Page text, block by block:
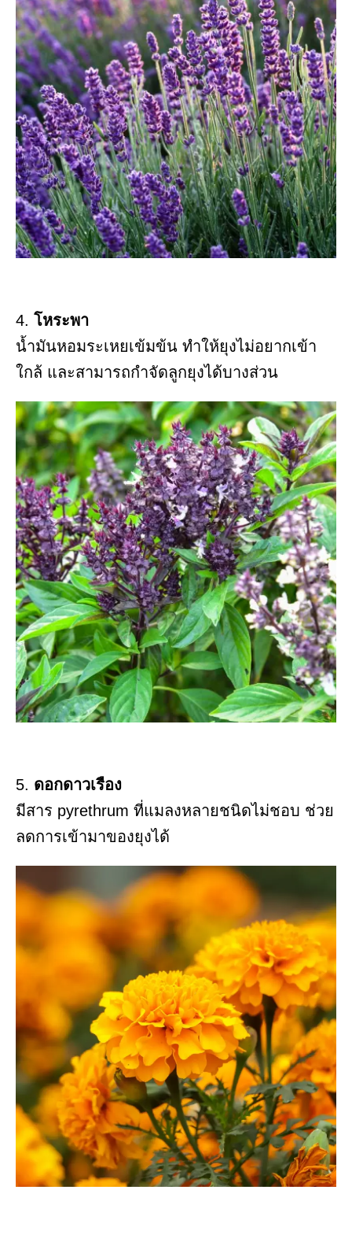
4. โหระพา
น้ำมันหอมระเหยเข้มข้น ทำให้ยุงไม่อยากเข้า
ใกล้ และสามารถกำจัดลูกยุงได้บางส่วน
5. ดอกดาวเรือง
มีสาร pyrethrum ที่แมลงหลายชนิดไม่ชอบ ช่วย
ลดการเข้ามาของยุงได้